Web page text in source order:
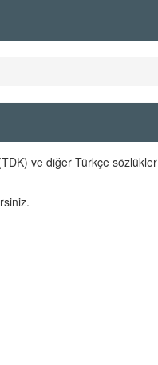
ve diğer Türkçe sözlükler